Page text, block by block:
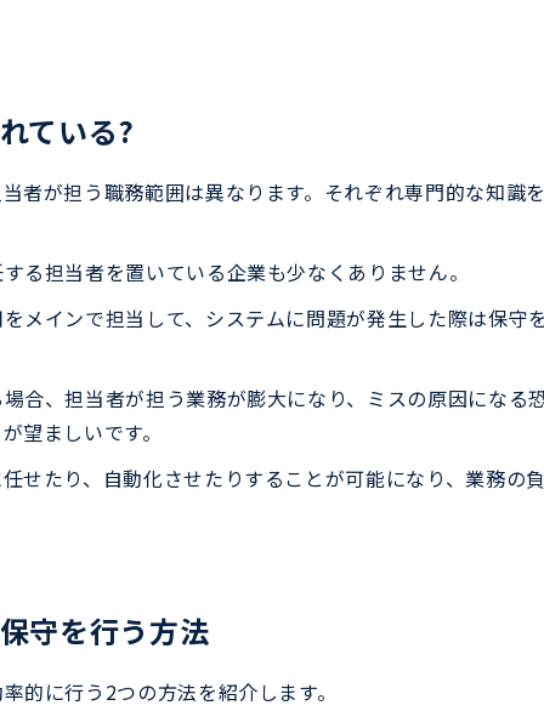
ている?
者が担う職務範囲は異なります。それぞれ専門的な知識
る担当者を置いている企業も少なくありません。
メインで担当して、システムに問題が発生した際は保守
合、担当者が担う業務が膨大になり、ミスの原因になる
望ましいです。
せたり、自動化させたりすることが可能になり、業務の
守を行う方法
的に行う2つの方法を紹介します。